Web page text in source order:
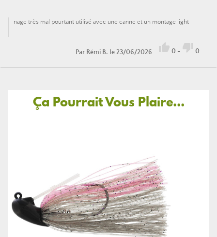
nage très mal pourtant utilisé avec une canne et un montage light
Par Rémi B. le 23/06/2026  0 -  0
Ça Pourrait Vous Plaire...